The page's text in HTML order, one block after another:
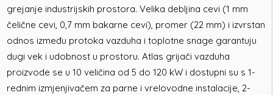
grejanje industrijskih prostora. Velika debljina cevi (1 mm
čelične cevi, 0,7 mm bakarne cevi), promer (22 mm) i izvrstan
odnos između protoka vazduha i toplotne snage garantuju
dugi vek i udobnost u prostoru. Atlas grijači vazduha
proizvode se u 10 veličina od 5 do 120 kW i dostupni su s 1-
rednim izmjenjivačem za parne i vrelovodne instalacije, 2-